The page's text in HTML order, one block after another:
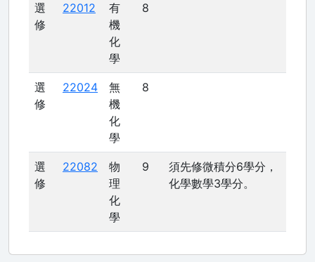
選
修
22012
有
機
化
學
8
選
修
22024
無
機
化
學
8
選
修
22082
物
理
化
學
9
須先修微積分6學分，
化學數學3學分。